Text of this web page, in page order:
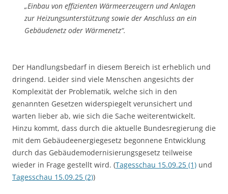
„Einbau von effizienten Wärmeerzeugern und Anlagen
zur Heizungsunterstützung sowie der Anschluss an ein
Gebäudenetz oder Wärmenetz“.
Der Handlungsbedarf in diesem Bereich ist erheblich und
dringend. Leider sind viele Menschen angesichts der
Komplexität der Problematik, welche sich in den
genannten Gesetzen widerspiegelt verunsichert und
warten lieber ab, wie sich die Sache weiterentwickelt.
Hinzu kommt, dass durch die aktuelle Bundesregierung die
mit dem Gebäudeenergiegesetz begonnene Entwicklung
durch das Gebäudemodernisierungsgesetz teilweise
wieder in Frage gestellt wird. (Tagesschau 15.09.25 (1) und
Tagesschau 15.09.25 (2))